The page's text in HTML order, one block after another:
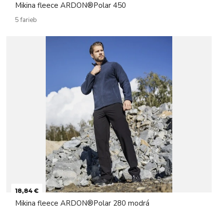
Mikina fleece ARDON®Polar 450
5 farieb
18,84 €
Mikina fleece ARDON®Polar 280 modrá